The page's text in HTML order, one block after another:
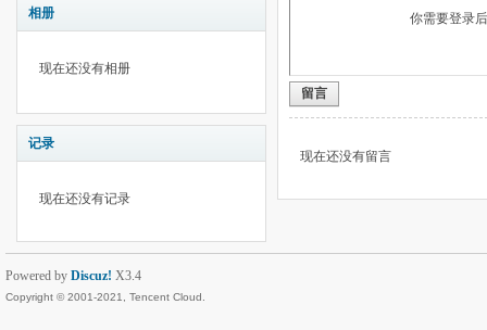
相册
现在还没有相册
记录
现在还没有记录
你需要登录
留言
现在还没有留言
Powered by Discuz! X3.4
Copyright © 2001-2021, Tencent Cloud.